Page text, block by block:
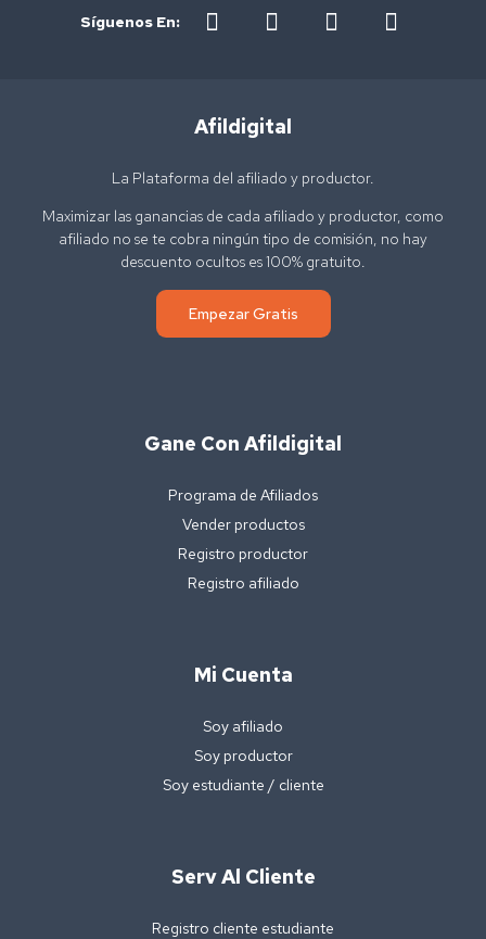
Síguenos En:
Afildigital
La Plataforma del afiliado y productor.
Maximizar las ganancias de cada afiliado y productor, como
afiliado no se te cobra ningún tipo de comisión, no hay
descuento ocultos es 100% gratuito.
Empezar Gratis
Gane Con Afildigital
Programa de Afiliados
Vender productos
Registro productor
Registro afiliado
Mi Cuenta
Soy afiliado
Soy productor
Soy estudiante / cliente
Serv Al Cliente
Registro cliente estudiante